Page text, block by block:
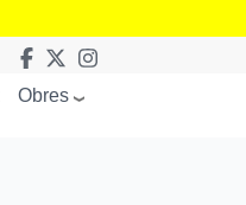
Obres